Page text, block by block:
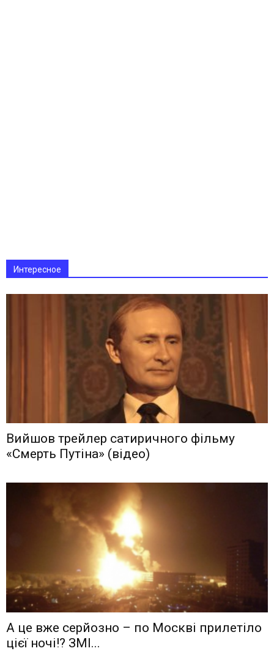
Интересное
Вийшов трейлер сатиричного фільму
«Смерть Путіна» (відео)
А це вже серйозно – по Москві прилетіло
цієї ночі!? ЗМІ...